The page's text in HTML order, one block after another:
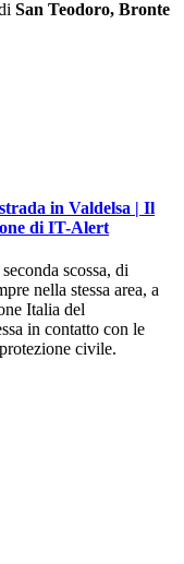
San Teodoro, Bronte
in Valdelsa | Il
di IT-Alert
scossa, di
nella stessa area, a
Italia del
in contatto con le
civile.